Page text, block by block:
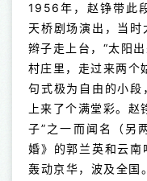
1956年，赵铮带此
天桥剧场演出，当
辫子走上台，“太阳
村庄里，走过来两个
句式极为自由的小段
上来了个满堂彩。
子”之一而闻名（另
婚》的郭兰英和云南
轰动京华，波及全国